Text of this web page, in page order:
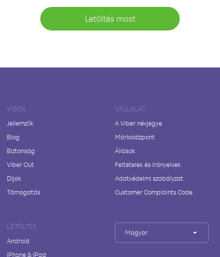
Letöltés most
VIBER
Jellemzők
Blog
Biztonság
Viber Out
Díjak
Támogatás
VÁLLALAT
A Viber névjegye
Márkaközpont
Állások
Feltételek és irányelvek
Adatvédelmi szabályzat
Customer Complaints Code
LETÖLTÉS
Android
iPhone & iPad
Magyar